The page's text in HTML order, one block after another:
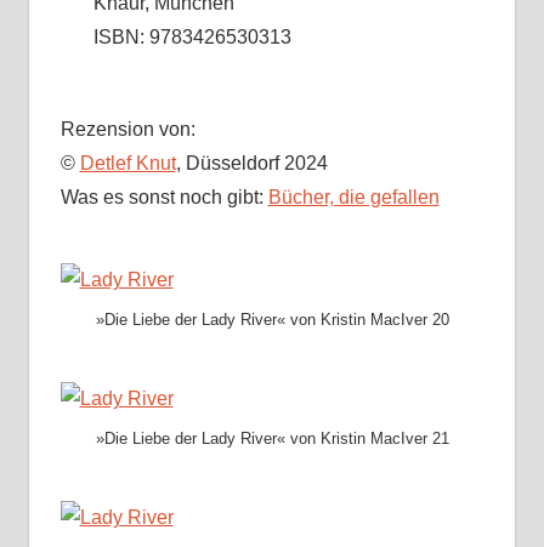
ISBN: 9783426530313
Rezension von:
© Detlef Knut, Düsseldorf 2024
Was es sonst noch gibt: Bücher, die gefallen
»Die Liebe der Lady River« von Kristin MacIver 20
»Die Liebe der Lady River« von Kristin MacIver 21